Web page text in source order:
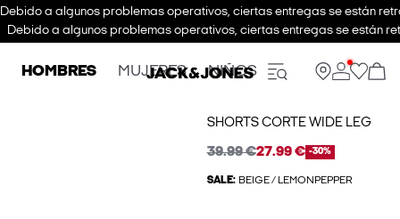
Debido a algunos problemas operativos, ciertas entregas se están
Debido a algunos problemas operativos, ciertas entregas se están
HOMBRES MUJERES NIÑOS
SHORTS CORTE WIDE LEG
39.99 €27.99 € -30%
SALE: BEIGE / LEMONPEPPER